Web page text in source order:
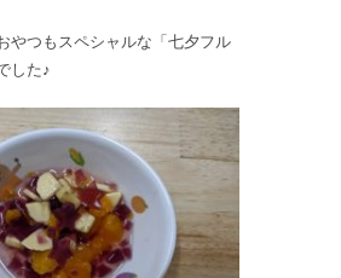
やつもスペシャルな「七夕フル
した♪